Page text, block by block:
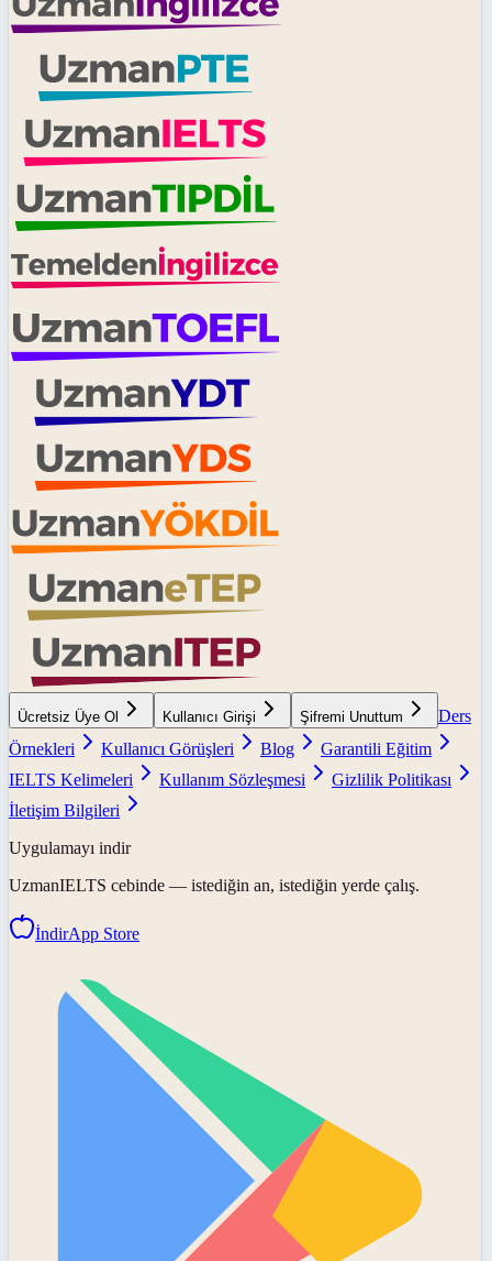
Ücretsiz Üye Ol Kullanıcı Girişi Şifremi Unuttum
Ders
Örnekleri
Kullanıcı Görüşleri Blog
Garantili Eğitim
IELTS Kelimeleri
Kullanım Sözleşmesi
Gizlilik Politikası
İletişim Bilgileri
Uygulamayı indir
UzmanIELTS cebinde — istediğin an, istediğin yerde çalış.
İndirApp Store